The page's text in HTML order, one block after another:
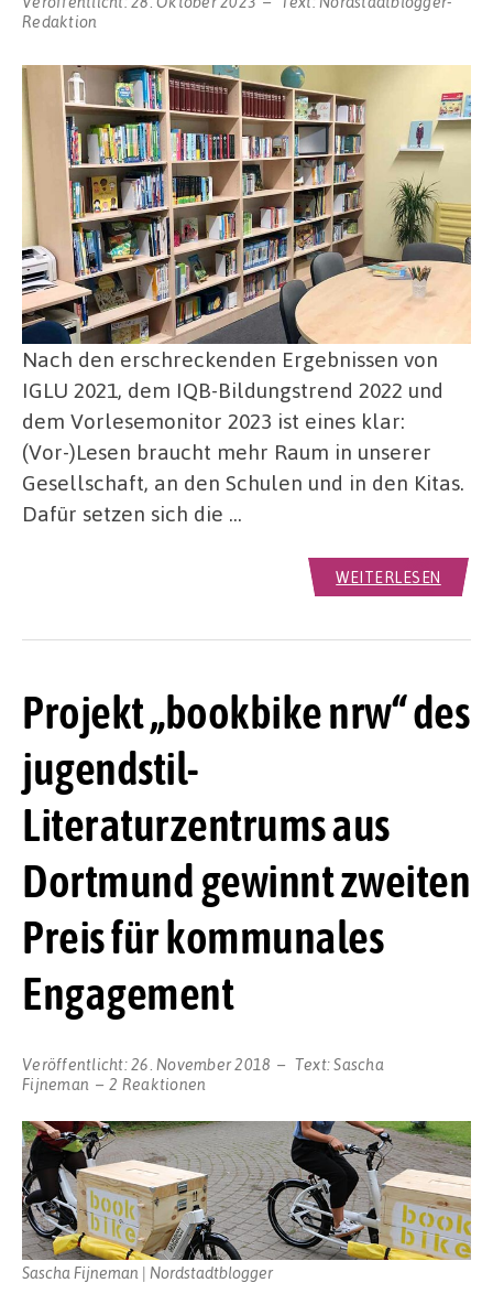
Redaktion
Nach den erschreckenden Ergebnissen von
IGLU 2021, dem IQB-Bildungstrend 2022 und
dem Vorlesemonitor 2023 ist eines klar:
(Vor-)Lesen braucht mehr Raum in unserer
Gesellschaft, an den Schulen und in den Kitas.
Dafür setzen sich die …
WEITERLESEN
Projekt „bookbike nrw“ des
jugendstil-
Literaturzentrums aus
Dortmund gewinnt zweiten
Preis für kommunales
Engagement
Veröffentlicht:26. November 2018 Text:Sascha
Fijneman
2 Reaktionen
Sascha Fijneman | Nordstadtblogger